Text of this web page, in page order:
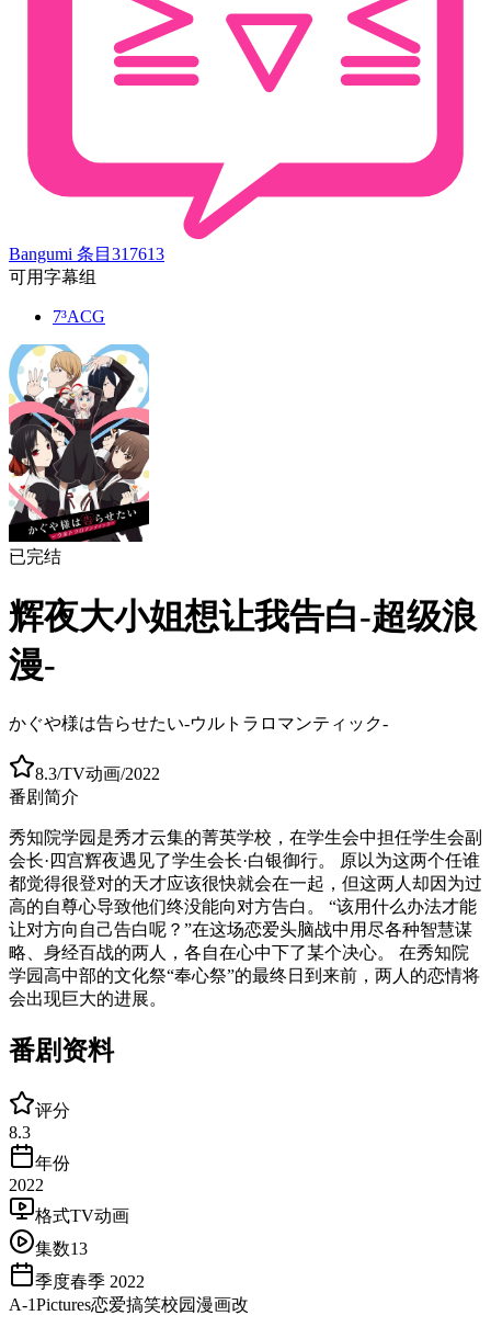
Bangumi 条目 317613
可用字幕组
7³ACG
已完结
辉夜大小姐想让我告白-超级浪
漫-
かぐや様は告らせたい-ウルトラロマンティック-
8.3/TV动画/2022
番剧简介
秀知院学园是秀才云集的菁英学校，在学生会中担任学生会副
会长·四宫辉夜遇见了学生会长·白银御行。 原以为这两个任谁
都觉得很登对的天才应该很快就会在一起，但这两人却因为过
高的自尊心导致他们终没能向对方告白。 “该用什么办法才能
让对方向自己告白呢？”在这场恋爱头脑战中用尽各种智慧谋
略、身经百战的两人，各自在心中下了某个决心。 在秀知院
学园高中部的文化祭“奉心祭”的最终日到来前，两人的恋情将
会出现巨大的进展。
番剧资料
评分
8.3
年份
2022
格式TV动画
集数13
季度春季 2022
A-1Pictures恋爱搞笑校园漫画改